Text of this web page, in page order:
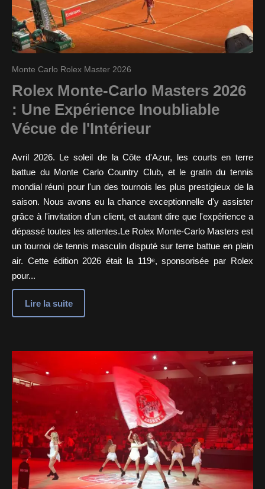
Monte Carlo Rolex Master 2026
Rolex Monte-Carlo Masters 2026
: Une Expérience Inoubliable
Vécue de l'Intérieur
Avril 2026. Le soleil de la Côte d'Azur, les courts en terre
battue du Monte Carlo Country Club, et le gratin du tennis
mondial réuni pour l'un des tournois les plus prestigieux de la
saison. Nous avons eu la chance exceptionnelle d'y assister
grâce à l'invitation d'un client, et autant dire que l'expérience a
dépassé toutes les attentes.Le Rolex Monte-Carlo Masters est
un tournoi de tennis masculin disputé sur terre battue en plein
air. Cette édition 2026 était la 119ᵉ, sponsorisée par Rolex
pour...
Lire la suite